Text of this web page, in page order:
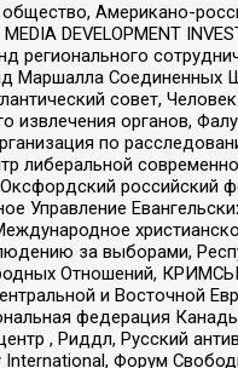
Американо-
DEVELOPMENT
Маршалла Соединенных
совет,
извлечения органов,
по
либеральной
российский
Управление
за выборами,
Отношений,
и Восточной
федерация
, Риддл, Русский
Форум